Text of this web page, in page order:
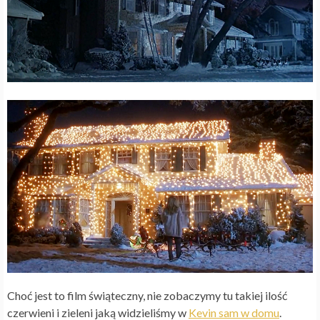
Choć jest to film świąteczny, nie zobaczymy tu takiej ilość
czerwieni i zieleni jaką widzieliśmy w Kevin sam w domu